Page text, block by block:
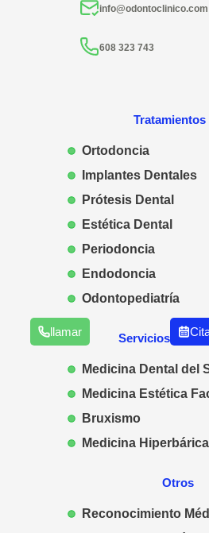
llamar
info@odontoclinico.com
608 323 743
Tratamientos
Ortodoncia
Implantes Dentales
Prótesis Dental
Estética Dental
Periodoncia
Endodoncia
Odontopediatría
Servicios
Medicina Dental del
Medicina Estética
Bruxismo
Medicina Hiperbárica
Otros
Reconocimiento